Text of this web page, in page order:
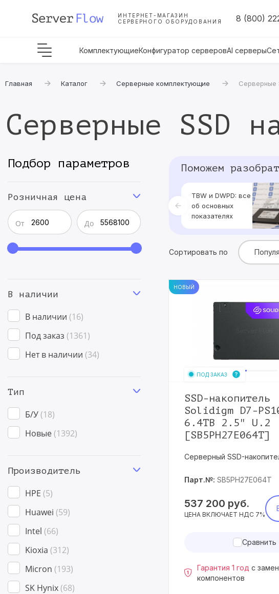
ИНТЕРНЕТ-МАГАЗИН
СЕРВЕРНОГО ОБОРУДОВАНИЯ
8 (800)
КомплектующиеКонфигуратор серверовAI серверы
Главная Каталог Серверные комплектующие Серверные
Серверные SSD
Подбор параметров
Розничная цена
От До
В наличии
В наличии 16
Под заказ 1361
Нет в наличии 34
Тип
Б/У 18
Новые 1392
Производитель
HPE 5
Huawei 59
Intel 66
Kioxia 312
Micron 193
SK Hynix 68
Поможем
TBW и DWPD: все
об основных
показателях
Сортировать по
НОВЫЙ
ПОД ЗАКАЗ
SSD-накопитель
Solidigm D7-
6.4TB 2.5" U.2
[SB5PH27E064T]
Серверный SSD-
Парт.№: SB5PH27E064T
537 200 руб.
ЦЕНА ВКЛЮЧАЕТ НДС 7%
Сравнить
Гарантия 1 год с
компонентов